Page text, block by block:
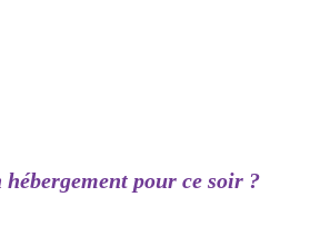
hébergement pour ce soir ?